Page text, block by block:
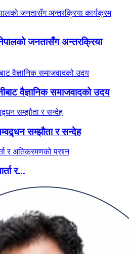
नेपालको जनतासँग अन्तरक्रिया
वैज्ञानिक समाजवादको उदय
सम्झौता र सन्देह
र...